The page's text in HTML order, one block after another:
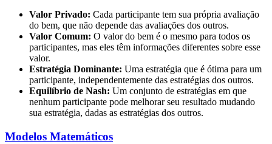
Valor Privado: Cada participante tem sua própria avaliação
do bem, que não depende das avaliações dos outros.
Valor Comum: O valor do bem é o mesmo para todos os
participantes, mas eles têm informações diferentes sobre esse
valor.
Estratégia Dominante: Uma estratégia que é ótima para um
participante, independentemente das estratégias dos outros.
Equilíbrio de Nash: Um conjunto de estratégias em que
nenhum participante pode melhorar seu resultado mudando
sua estratégia, dadas as estratégias dos outros.
Modelos Matemáticos